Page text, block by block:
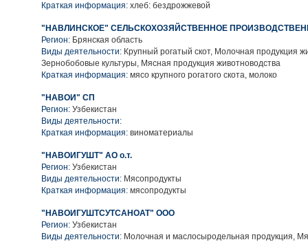
Краткая информация: хлеб: бездрожжевой
"НАВЛИНСКОЕ" СЕЛЬСКОХОЗЯЙСТВЕННОЕ
Регион: Брянская область
Виды деятельности: Крупный рогатый скот, Молочная продукция
Зернобобовые культуры, Мясная продукция животноводства
Краткая информация: мясо крупного рогатого скота, молоко
"НАВОИ" СП
Регион: Узбекистан
Виды деятельности:
Краткая информация: виноматериалы
"НАВОИГУШТ" АО о.т.
Регион: Узбекистан
Виды деятельности: Мясопродукты
Краткая информация: мясопродукты
"НАВОИГУШТСУТСАНОАТ" ООО
Регион: Узбекистан
Виды деятельности: Молочная и маслосыродельная продукция,